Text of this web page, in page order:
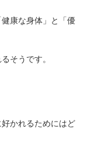
康な身体」と「優
そうです。
かれるためにはど